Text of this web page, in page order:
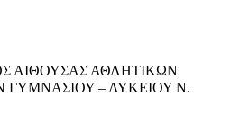
ΑΙΘΟΥΣΑΣ ΑΘΛΗΤΙΚΩΝ
ΓΥΜΝΑΣΙΟΥ – ΛΥΚΕΙΟΥ Ν.